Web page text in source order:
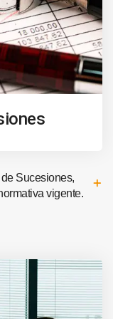
Sucesiones,
vigente.